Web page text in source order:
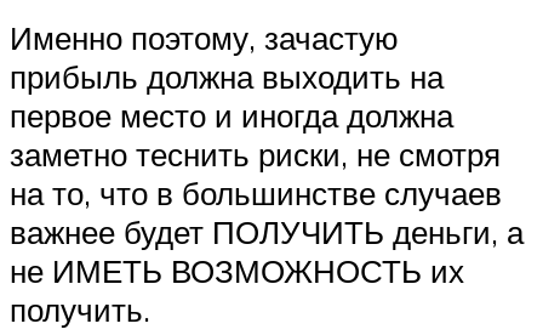
Именно поэтому, зачастую
прибыль должна выходить на
первое место и иногда должна
заметно теснить риски, не смотря
на то, что в большинстве случаев
важнее будет ПОЛУЧИТЬ деньги, а
не ИМЕТЬ ВОЗМОЖНОСТЬ их
получить.